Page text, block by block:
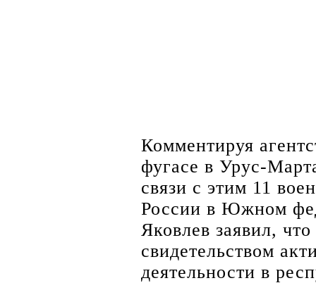
Комментируя
фугасе в Урус-
связи с этим 11
России в Южном
Яковлев заявил,
свидетельством
деятельности в